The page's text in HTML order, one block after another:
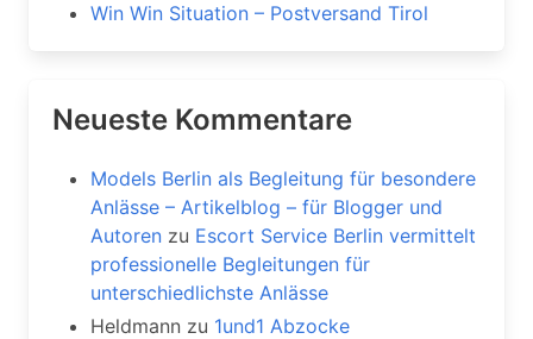
Win Win Situation – Postversand Tirol
Neueste Kommentare
Models Berlin als Begleitung für besondere
Anlässe – Artikelblog – für Blogger und
Autoren zu Escort Service Berlin vermittelt
professionelle Begleitungen für
unterschiedlichste Anlässe
Heldmann zu 1und1 Abzocke